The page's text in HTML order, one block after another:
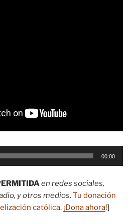
00:00
en redes sociales,
y otros medios.Tu donación
católica. ¡Dona ahora!]